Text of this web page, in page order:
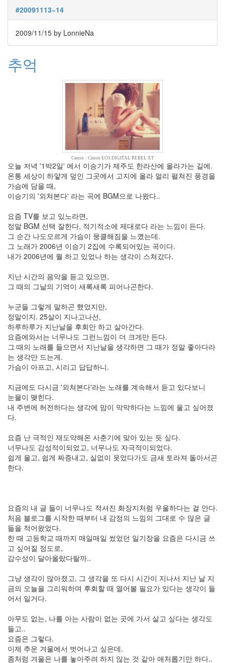
#20091113~14
2009/11/15 by LonnieNa
추억
Canon Canon EOS DIGITAL REBEL XT
오늘 저녁 '1박2일' 에서 이승기가 제주도 한라산에 올라가는 길에.
온통 세상이 하얗게 덮인 그곳에서 고지에 올라 멀리 펼쳐진 풍경을
가슴에 담을 때,
이승기의 '외쳐본다' 라는 곡에 BGM으로 나왔다..
요즘 TV를 보고 있노라면,
정말 BGM 선택 잘한다, 적기적소에 제대로다 라는 느낌이 든다.
그 순간 나도모르게 가슴이 뭉클해짐을 느꼈는데.
그 노래가 2006년 이승기 2집에 수록되어있는 곡이다.
내가 2006년에 뭘 하고 있었나 하는 생각이 스쳐갔다.
지난 시간의 음악을 듣고 있으면,
그 때의 그날의 기억이 새록새록 피어나곤한다.
누군들 그렇게 말하곤 했었지만,
정말이지. 25살이 지나고나선,
하루하루가 지난날을 후회만 하고 살아간다.
요즘에와서는 너무나도 그런느낌이 더 크게만 든다.
그 때의 노래를 들으면서 지난날을 생각하면 그 때가 정말 좋아다라
는 생각만 드는게.
가슴이 아프고, 시리고 답답하니.
지금에도 다시금 '외쳐본다'라는 노래를 계속해서 듣고 있다보니
눈물이 맺힌다.
내 주변에 허전하다는 생각에 맘이 막막하다는 느낌에 울고 싶어졌
다.
요즘 난 극적인 재도약해온 사춘기에 맞아 있는 듯 싶다.
너무나도 감성적이되었고, 너무나도 자극적이되었다.
쉽게 울고, 쉽게 짜증내고, 실없이 웃었다가도 금새 토라져 돌아서곤
한다.
요즘의 내 글 들이 너무나도 적셔진 화장지처럼 우울하다는 걸 안다.
처음 블로그를 시작한 때부터 내 감정의 느낌의 그대로 수 많은 글
들을 적어왔었다.
한 때 고등학교 때까지 매일매일 썼었던 일기장을 요즘은 다시금 쓰
고 싶어질 정도로,
감수성이 달아올랐다랄까..
그냥 생각이 많아졌고, 그 생각을 또 다시 시간이 지나서 지난 날 지
금의 오늘을 그리워하며 후회할 때 열어볼 필요가 있다는 생각이 들
어서 일거다.
아무도 없는, 나를 아는 사람이 없는 곳에 가서 살고 싶다는 생각도
들고..
요즘은 그렇다.
이제 추운 겨울에서 벗어나고 싶은데.
좀처럼 겨울은 나를 놓아주려 하지 않는 것 같아 애처롭기만 하다..
은
By
LonnieNa
Find!
전
체
1002
2004
년
48
2004
년
월
14
2004
년
8
월
34
2005
년
44
2005
년
월
1
2005
년
2005
년
8
월
1
2005
년
9
월
3
년
10
월
5